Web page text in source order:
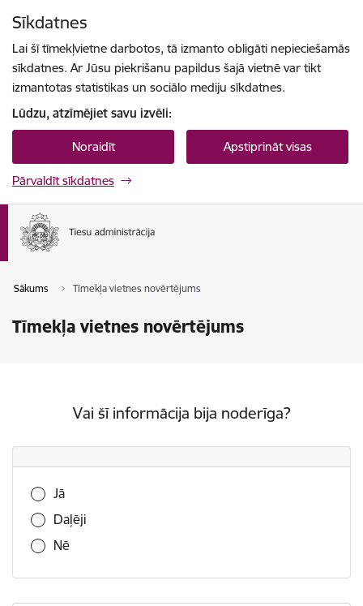
Sīkdatnes
Lai šī tīmekļvietne darbotos, tā izmanto obligāti nepieciešamās
sīkdatnes. Ar Jūsu piekrišanu papildus šajā vietnē var tikt
izmantotas statistikas un sociālo mediju sīkdatnes.
Lūdzu, atzīmējiet savu izvēli:
Noraidīt Apstiprināt visas
Pārvaldīt sīkdatnes
Sākums Tīmekļa vietnes novērtējums
Tīmekļa vietnes novērtējums
Vai šī informācija bija noderīga?
Vai šī informācija bija noderīga?
Jā
Daļēji
Nē